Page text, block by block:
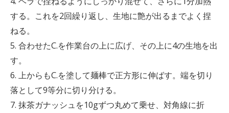
する。これを2回繰り返し、生地に艶が出るまでよく捏
ねる。
5. 合わせたC.を作業台の上に広げ、その上に4の生地を出
す。
6. 上からもC.を塗して麺棒で正方形に伸ばす。端を切り
落として9等分に切り分ける。
7. 抹茶ガナッシュを10gずつ丸めて乗せ、対角線に折